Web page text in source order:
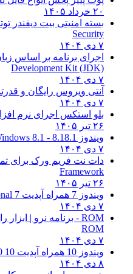
۲۰ خرداد ۱۴۰۵
بسته امنیتی بیت دیفندر
Security
۷ دی ۱۴۰۴
اجرای برنامه بر اساس
Development Kit (JDK)
۷ دی ۱۴۰۴
آنتی ویروس رایگان و
۷ دی ۱۴۰۴
بلو استکس اجرای نرم
۲۶ تیر ۱۴۰۵
ویندوز 8.1
8.1 - Microsoft Windows 8.1
۷ دی ۱۴۰۴
دات نت فریم ورک برای
Framework
۲۶ تیر ۱۴۰۵
ویندوز 7 همراه آپدیت 7 SP1
۷ دی ۱۴۰۴
ROM - برنامه نرو | ابزار رایت حرفه ای و
ROM
۷ دی ۱۴۰۴
ویندوز 10 همراه آپدیت 10 22H2
۸ دی ۱۴۰۴